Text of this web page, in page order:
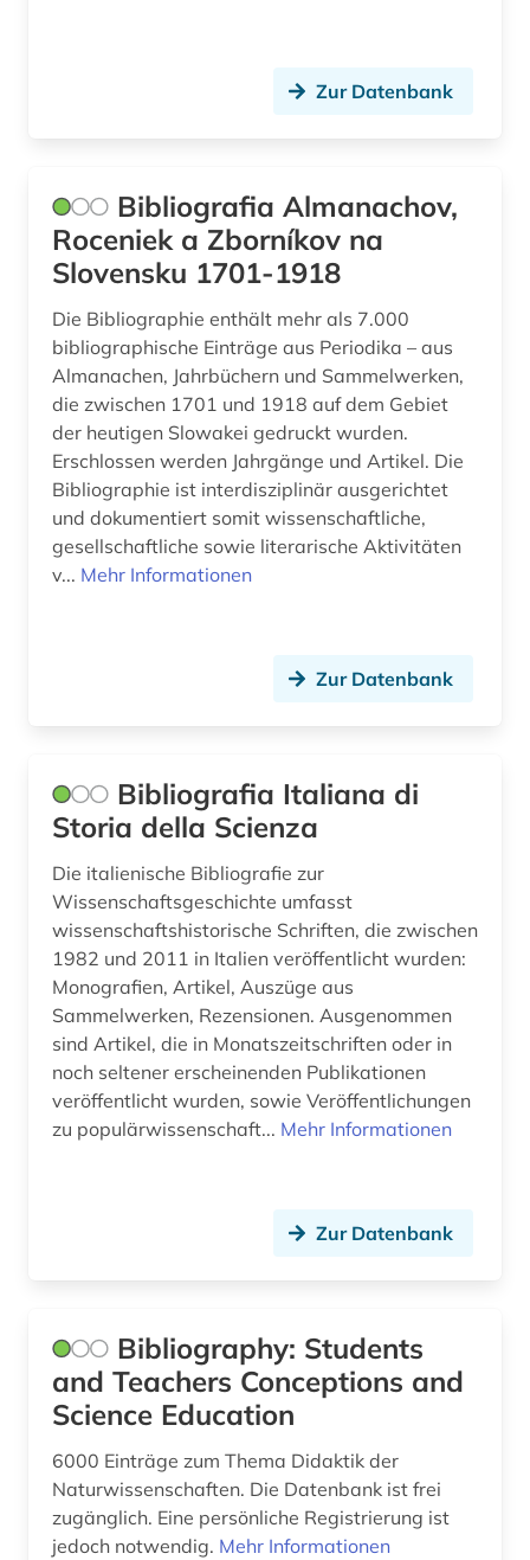
marine biogeochmie (1)
maritime meteorologie (1)
maschinenbau (1)
medizin (10)
meereskunde (1)
meeresmikrobiologie (1)
meeresströmung (1)
meeresökologie (1)
nasa (2)
naturereignis (1)
naturkatastrophe (1)
naturkatastrophen (1)
naturkundliche sammlung (1)
naturschutz (2)
naturwissenschaft und technik
&lt;unterrichtsfach&gt; (2)
neuheit (1)
newton (1)
niederlande (1)
niederösterreich (1)
nordamerika (1)
Zur Datenbank
Bibliografia Almanachov,
Roceniek a Zborníkov na
Slovensku 1701-1918
Die Bibliographie enthält mehr als 7.000
bibliographische Einträge aus Periodika – aus
Almanachen, Jahrbüchern und Sammelwerken,
die zwischen 1701 und 1918 auf dem Gebiet
der heutigen Slowakei gedruckt wurden.
Erschlossen werden Jahrgänge und Artikel. Die
Bibliographie ist interdisziplinär ausgerichtet
und dokumentiert somit wissenschaftliche,
gesellschaftliche sowie literarische Aktivitäten
v... Mehr Informationen
Zur Datenbank
Bibliografia Italiana di
Storia della Scienza
Die italienische Bibliografie zur
Wissenschaftsgeschichte umfasst
wissenschaftshistorische Schriften, die zwischen
1982 und 2011 in Italien veröffentlicht wurden:
Monografien, Artikel, Auszüge aus
Sammelwerken, Rezensionen. Ausgenommen
sind Artikel, die in Monatszeitschriften oder in
noch seltener erscheinenden Publikationen
veröffentlicht wurden, sowie Veröffentlichungen
zu populärwissenschaft... Mehr Informationen
Zur Datenbank
Bibliography: Students
and Teachers Conceptions and
Science Education
6000 Einträge zum Thema Didaktik der
Naturwissenschaften. Die Datenbank ist frei
zugänglich. Eine persönliche Registrierung ist
jedoch notwendig. Mehr Informationen